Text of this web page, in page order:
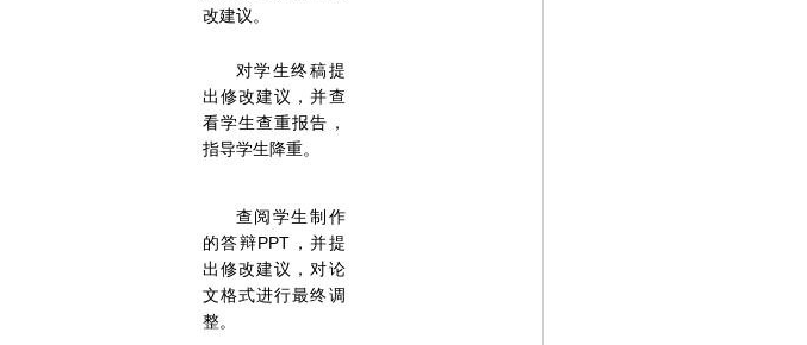
改建议。
对学生终稿提
出修改建议，并查
看学生查重报告，
指导学生降重。
查阅学生制作
的答辩PPT，并提
出修改建议，对论
文格式进行最终调
整。